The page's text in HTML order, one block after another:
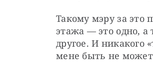
Такому мэру за это
этажа — это одно,
другое. И никакого
мене быть не